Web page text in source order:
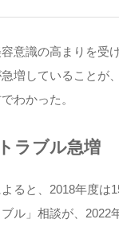
意識の高まりを受
増していることが
わかった。
ラブル急増
ると、2018年度は
ル」相談が、2022